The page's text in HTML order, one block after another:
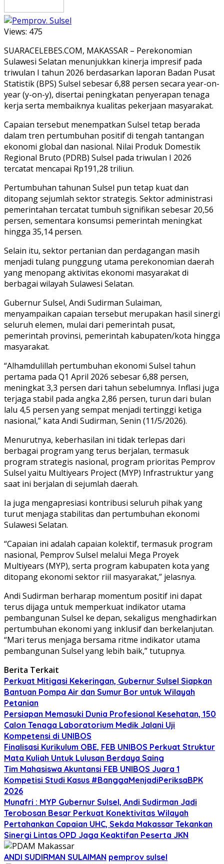
Views: 475
SUARACELEBES.COM, MAKASSAR – Perekonomian
Sulawesi Selatan menunjukkan kinerja impresif pada
triwulan I tahun 2026 berdasarkan laporan Badan Pusat
Statistik (BPS) Sulsel sebesar 6,88 persen secara year-on-
year (y-on-y), disertai peningkatan penyerapan tenaga
kerja serta membaiknya kualitas pekerjaan masyarakat.
Capaian tersebut menempatkan Sulsel tetap berada
dalam tren pertumbuhan positif di tengah tantangan
ekonomi global dan nasional. Nilai Produk Domestik
Regional Bruto (PDRB) Sulsel pada triwulan I 2026
tercatat mencapai Rp191,28 triliun.
Pertumbuhan tahunan Sulsel pun tetap kuat dan
ditopang sejumlah sektor strategis. Sektor administrasi
pemerintahan tercatat tumbuh signifikan sebesar 20,56
persen, sementara konsumsi pemerintah meningkat
hingga 35,14 persen.
Selain itu, sektor pertanian dan perdagangan masih
menjadi tulang punggung utama perekonomian daerah
yang menopang aktivitas ekonomi masyarakat di
berbagai wilayah Sulawesi Selatan.
Gubernur Sulsel, Andi Sudirman Sulaiman,
menyampaikan capaian tersebut merupakan hasil sinergi
seluruh elemen, mulai dari pemerintah pusat,
pemerintah provinsi, pemerintah kabupaten/kota hingga
masyarakat.
“Alhamdulillah pertumbuhan ekonomi Sulsel tahun
pertama pada Q1 April 2026 sebesar 6,88 persen,
meningkat 3,3 persen dari tahun sebelumnya. Inflasi juga
terjaga stabil pada angka 2,86 persen, turun dari bulan
lalu 4,5 persen yang sempat menjadi tertinggi ketiga
nasional,” kata Andi Sudirman, Senin (11/5/2026).
Menurutnya, keberhasilan ini tidak terlepas dari
berbagai program yang terus berjalan, termasuk
program strategis nasional, program prioritas Pemprov
Sulsel yaitu Multiyears Project (MYP) Infrastruktur yang
saat ini berjalan di sejumlah daerah.
Ia juga mengapresiasi kontribusi seluruh pihak yang
turut menjaga stabilitas dan pertumbuhan ekonomi
Sulawesi Selatan.
“Capaian ini adalah capaian kolektif, termasuk program
nasional, Pemprov Sulsel melalui Mega Proyek
Multiyears (MYP), serta program kabupaten kota yang
ditopang ekonomi sektor riil masyarakat,” jelasnya.
Andi Sudirman berharap momentum positif ini dapat
terus dijaga untuk memperkuat indikator utama
pembangunan Sulsel ke depan, sekaligus menghadirkan
pertumbuhan ekonomi yang inklusif dan berkelanjutan.
“Mari terus menjaga bersama ritme indikator utama
pembangunan Sulsel yang lebih baik,” tutupnya.
Berita Terkait
Perkuat Mitigasi Kekeringan, Gubernur Sulsel Siapkan
Bantuan Pompa Air dan Sumur Bor untuk Wilayah
Petanian
Persiapan Memasuki Dunia Profesional Kesehatan, 150
Calon Tenaga Laboratorium Medik Jalani Uji
Kompetensi di UNIBOS
Finalisasi Kurikulum OBE, FEB UNIBOS Perkuat Struktur
Mata Kuliah Untuk Lulusan Berdaya Saing
Tim Mahasiswa Akuntansi FEB UNIBOS Juara 1
Kompetisi Studi Kasus #BanggaMenjadiPeriksaBPK
2026
Munafri : MYP Gubernur Sulsel, Andi Sudirman Jadi
Terobosan Besar Perkuat Konektivitas Wilayah
Pertahankan Capaian UHC, Sekda Makassar Tekankan
Sinergi Lintas OPD Jaga Keaktifan Peserta JKN
ANDI SUDIRMAN SULAIMAN pemprov sulsel